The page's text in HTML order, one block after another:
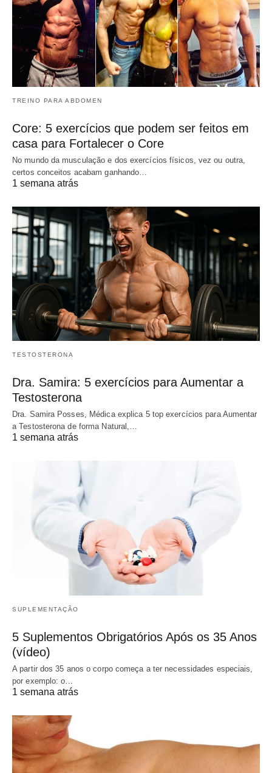
TREINO PARA ABDOMEN
Core: 5 exercícios que podem ser feitos em
casa para Fortalecer o Core
No mundo da musculação e dos exercícios físicos, vez ou outra,
certos conceitos acabam ganhando…
1 semana atrás
TESTOSTERONA
Dra. Samira: 5 exercícios para Aumentar a
Testosterona
Dra. Samira Posses, Médica explica 5 top exercícios para Aumentar
a Testosterona de forma Natural,…
1 semana atrás
SUPLEMENTAÇÃO
5 Suplementos Obrigatórios Após os 35 Anos
(vídeo)
A partir dos 35 anos o corpo começa a ter necessidades especiais,
por exemplo: o…
1 semana atrás